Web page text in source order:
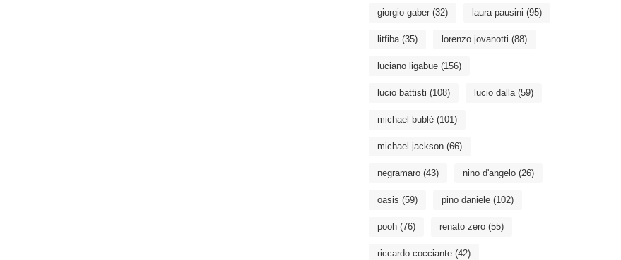
giorgio gaber (32) laura pausini (95)
litfiba(35) lorenzo jovanotti (88)
luciano ligabue (156)
lucio battisti (108) lucio dalla(59)
michael bublé (101)
michael jackson (66)
negramaro (43) nino d'angelo (26)
oasis (59) pino daniele (102)
pooh (76) renato zero (55)
riccardo cocciante (42)